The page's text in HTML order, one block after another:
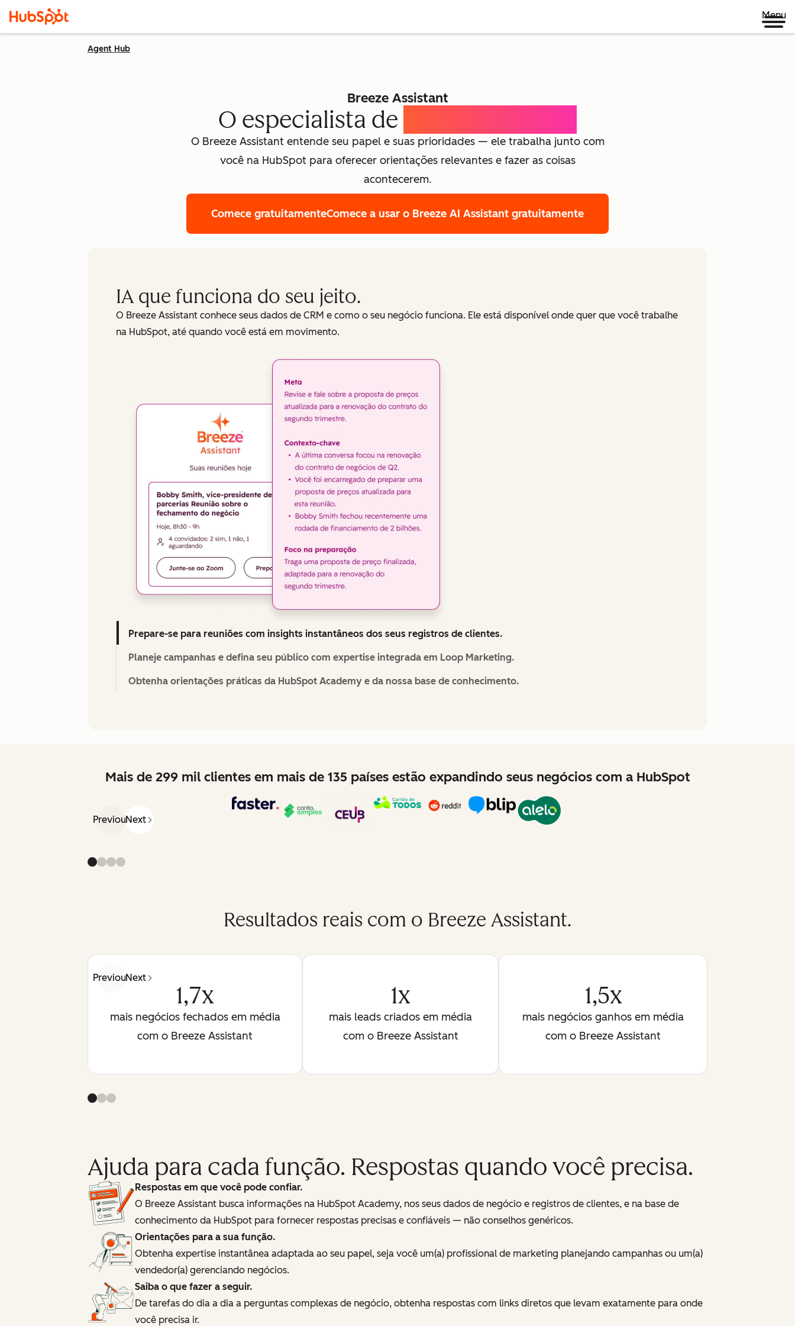
Menu
Agent Hub
Breeze Assistant
O especialista de
O Breeze Assistant entende seu papel e suas prioridades — ele trabalha junto com
você na HubSpot para oferecer orientações relevantes e fazer as coisas
acontecerem.
Comece gratuitamenteComece a usar o Breeze AI Assistant gratuitamente
IA que funciona do seu jeito.
O Breeze Assistant conhece seus dados de CRM e como o seu negócio funciona. Ele está disponível onde quer que você trabalhe
na HubSpot, até quando você está em movimento.
Prepare-se para reuniões com insights instantâneos dos seus registros de clientes.
Planeje campanhas e defina seu público com expertise integrada em Loop Marketing.
Obtenha orientações práticas da HubSpot Academy e da nossa base de conhecimento.
Mais de 299 mil clientes em mais de 135 países estão expandindo seus negócios com a HubSpot
PreviousNext
Resultados reais com o Breeze Assistant.
PreviousNext
1,7x
mais negócios fechados em média
com o Breeze Assistant
1x
mais leads criados em média
com o Breeze Assistant
1,5x
mais negócios ganhos em média
com o Breeze Assistant
Ajuda para cada função. Respostas quando você precisa.
Respostas em que você pode confiar.
O Breeze Assistant busca informações na HubSpot Academy, nos seus dados de negócio e registros de clientes, e na base de
conhecimento da HubSpot para fornecer respostas precisas e confiáveis — não conselhos genéricos.
Orientações para a sua função.
Obtenha expertise instantânea adaptada ao seu papel, seja você um(a) profissional de marketing planejando campanhas ou um(a)
vendedor(a) gerenciando negócios.
Saiba o que fazer a seguir.
De tarefas do dia a dia a perguntas complexas de negócio, obtenha respostas com links diretos que levam exatamente para onde
você precisa ir.